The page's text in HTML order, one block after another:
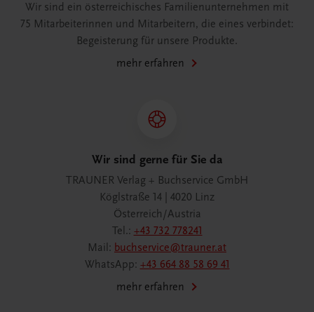
Wir sind ein österreichisches Familienunternehmen mit
75 Mitarbeiterinnen und Mitarbeitern, die eines verbindet:
Begeisterung für unsere Produkte.
mehr erfahren
Wir sind gerne für Sie da
TRAUNER Verlag + Buchservice GmbH
Köglstraße 14 | 4020 Linz
Österreich/Austria
Tel.: +43 732 778241
Mail: buchservice@trauner.at
WhatsApp: +43 664 88 58 69 41
mehr erfahren